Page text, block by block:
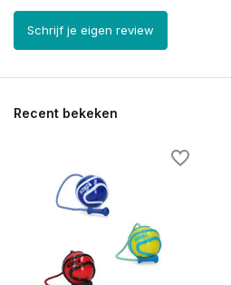
Schrijf je eigen review
Recent bekeken